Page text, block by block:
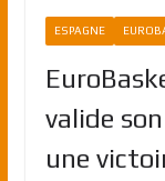
ESPAGNE
valide
une